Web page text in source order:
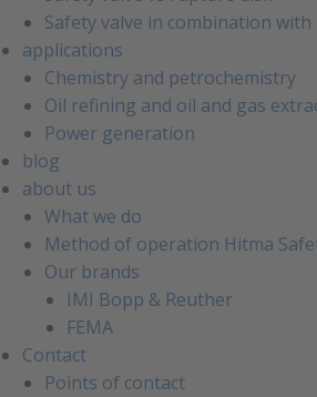
Safety valve in combination
applications
Chemistry and petrochemistry
Oil refining and oil and gas
Power generation
blog
about us
What we do
Method of operation Hitma
Our brands
IMI Bopp & Reuther
FEMA
Contact
Points of contact